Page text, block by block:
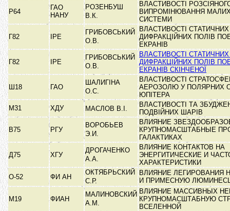
Р64
ГАО
НАНУ
РОЗЕНБУШ
В.К.
ВЛАСТИВОСТІ
ВИПРОМІНЮВАННЯ МАЛИХ
СИСТЕМИ
Г82 ІРЕ
ГРИБОВСЬКИЙ
О.В.
ВЛАСТИВОСТІ
ДИФРАКЦІЙНИХ ПОЛІВ
ЕКРАНІВ
Г82 ІРЕ
ГРИБОВСЬКИЙ
О.В.
ВЛАСТИВОСТІ
ДИФРАКЦІЙНИХ ПОЛІВ
ЕКРАНІВ СКІНЧЕНОЇ
Ш18 ГАО
ШАЛИГІНА
О.С.
ВЛАСТИВОСТІ
АЕРОЗОЛЮ У ПОЛЯРНИХ
ЮПІТЕРА
М31
ХДУ МАСЛОВ В.І.
ВЛАСТИВОСТІ ТА
ПОДВІЙНИХ ШАРІВ
В75 РГУ
ВОРОБЬЕВ
Э.И.
ВЛИЯНИЕ
КРУПНОМАСШТАБНЫЕ
ГАЛАКТИКАХ
Д75 ХГУ
ДРОГАЧЕНКО
А.А.
ВЛИЯНИЕ КОНТАКТОВ НА
ЭНЕРГИТИЧЕСКИЕ И
ХАРАКТЕРИСТИКИ
О-52
ФИ АН
ОКТЯБРЬСКИЙ
С.Р.
ВЛИЯНИЕ ЛЕГИРОВАНИЯ
И ПРИМЕСНУЮ
М19 ФИАН
МАЛИНОВСКИЙ
А.М.
ВЛИЯНИЕ МАССИВНЫХ
КРУПНОМАСШТАБНУЮ
ВСЕЛЕННОЙ